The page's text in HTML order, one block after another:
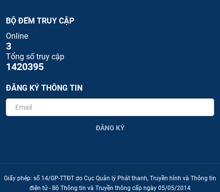
BỘ ĐẾM TRUY CẬP
Online
3
Tổng số truy cập
1420395
ĐĂNG KÝ THÔNG TIN
ĐĂNG KÝ
Giấy phép: số 14/GP-TTĐT do Cục Quản lý Phát thanh, Truyền hình và Thông tin
điện tử - Bộ Thông tin và Truyền thông cấp ngày 05/05/2014